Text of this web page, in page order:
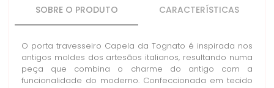
SOBRE O PRODUTO CARACTERÍSTICAS
O porta travesseiro Capela da Tognato é inspirada nos
antigos moldes dos artesãos italianos, resultando numa
peça que combina o charme do antigo com a
funcionalidade do moderno. Confeccionada em tecido